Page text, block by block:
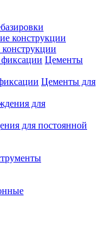
Цементы
Цементы для
для постоянной